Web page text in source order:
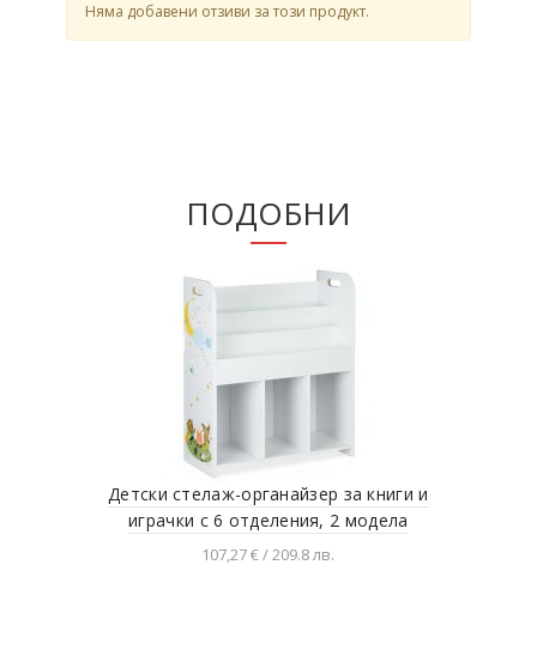
Няма добавени отзиви за този продукт.
ПОДОБНИ
Детски стелаж-органайзер за книги и
играчки с 6 отделения, 2 модела
107,27 € / 209.8 лв.